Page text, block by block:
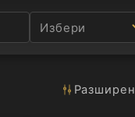
Избери
Разширен